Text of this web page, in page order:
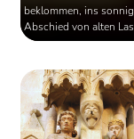
beklommen, ins
Abschied von alten
Schaffensphase
Lebens, wie Hesse
entstand in diesem
Sommer". Der ...